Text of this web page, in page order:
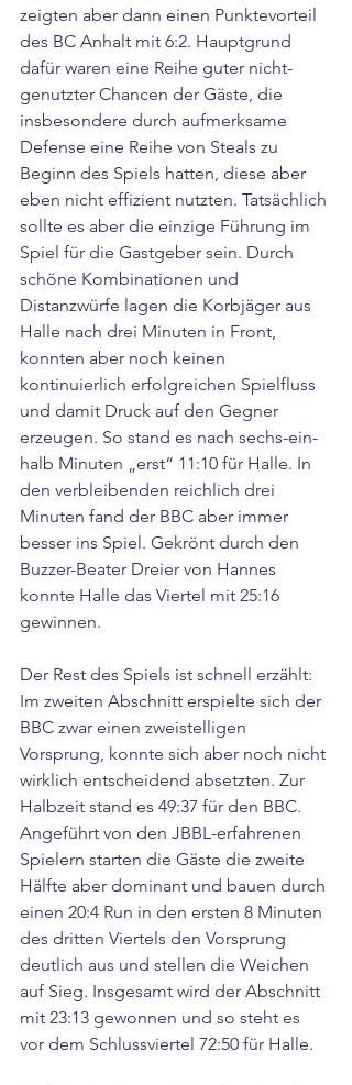
zeigten aber dann einen Punktevorteil
des BC Anhalt mit 6:2. Hauptgrund
dafür waren eine Reihe guter nicht-
genutzter Chancen der Gäste, die
insbesondere durch aufmerksame
Defense eine Reihe von Steals zu
Beginn des Spiels hatten, diese aber
eben nicht effizient nutzten. Tatsächlich
sollte es aber die einzige Führung im
Spiel für die Gastgeber sein. Durch
schöne Kombinationen und
Distanzwürfe lagen die Korbjäger aus
Halle nach drei Minuten in Front,
konnten aber noch keinen
kontinuierlich erfolgreichen Spielfluss
und damit Druck auf den Gegner
erzeugen. So stand es nach sechs-ein-
halb Minuten „erst“ 11:10 für Halle. In
den verbleibenden reichlich drei
Minuten fand der BBC aber immer
besser ins Spiel. Gekrönt durch den
Buzzer-Beater Dreier von Hannes
konnte Halle das Viertel mit 25:16
gewinnen.
Der Rest des Spiels ist schnell erzählt:
Im zweiten Abschnitt erspielte sich der
BBC zwar einen zweistelligen
Vorsprung, konnte sich aber noch nicht
wirklich entscheidend absetzten. Zur
Halbzeit stand es 49:37 für den BBC.
Angeführt von den JBBL-erfahrenen
Spielern starten die Gäste die zweite
Hälfte aber dominant und bauen durch
einen 20:4 Run in den ersten 8 Minuten
des dritten Viertels den Vorsprung
deutlich aus und stellen die Weichen
auf Sieg. Insgesamt wird der Abschnitt
mit 23:13 gewonnen und so steht es
vor dem Schlussviertel 72:50 für Halle.